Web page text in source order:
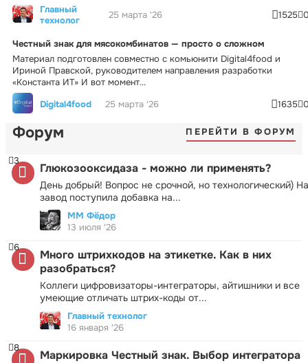
Главный
технолог
25 марта '26 1525
Честный знак для мясокомбинатов — просто о сложном
Материал подготовлен совместно с комьюнити Digital4food и
Ириной Правской, руководителем направления разработки
«Константа ИТ» И вот момент...
Digital4food
25 марта '26 1635
Форум ПЕРЕЙТИ В ФОРУМ
Глюкозооксидаза - можно ли применять?
День добрый! Вопрос не срочной, но технологический) На
завод поступила добавка на...
3
ММ Фёдор
13 июля '26
Много штрихкодов на этикетке. Как в них
разобраться?
Коллеги цифровизаторы-интеграторы, айтишники и все
умеющие отличать штрих-коды от...
6
Главный технолог
16 января '26
Маркировка Честный знак. Выбор интегратора
8